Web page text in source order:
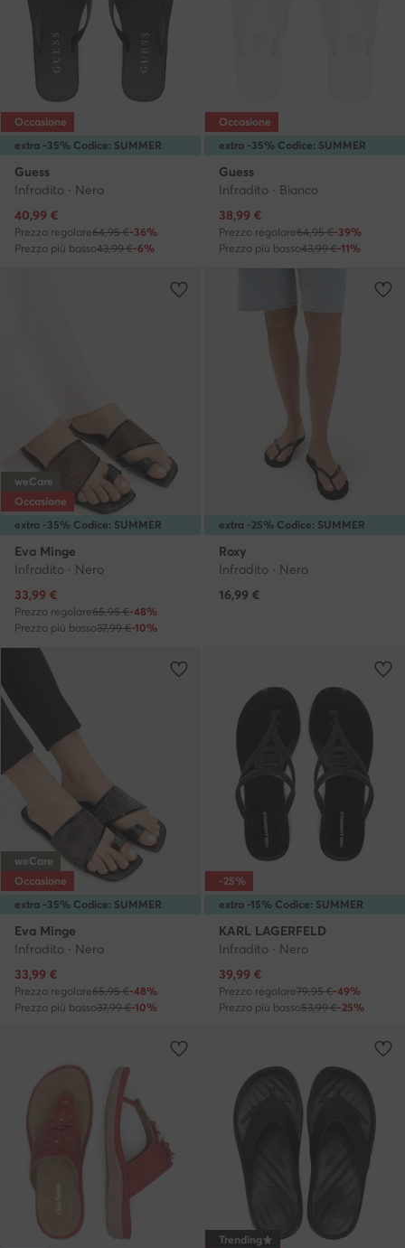
extra -35% Codice: SUMMER
Occasione
Guess
Infradito · Nero
Prezzo attuale
40,99 €
Prezzo regolare64,95 €-36%
Prezzo più basso43,99 €-6%
extra -35% Codice: SUMMER
Occasione
Guess
Infradito · Bianco
Prezzo attuale
38,99 €
Prezzo regolare64,95 €-39%
Prezzo più basso43,99 €-11%
extra -35% Codice: SUMMER
weCare
Occasione
Eva Minge
Infradito · Nero
Prezzo attuale
33,99 €
Prezzo regolare65,95 €-48%
Prezzo più basso37,99 €-10%
extra -25% Codice: SUMMER
Roxy
Infradito · Nero
16,99 €
extra -35% Codice: SUMMER
weCare
Occasione
Eva Minge
Infradito · Nero
Prezzo attuale
33,99 €
Prezzo regolare65,95 €-48%
Prezzo più basso37,99 €-10%
extra -15% Codice: SUMMER
-25%
KARL LAGERFELD
Infradito · Nero
Prezzo attuale
39,99 €
Prezzo regolare79,95 €-49%
Prezzo più basso53,99 €-25%
Trending